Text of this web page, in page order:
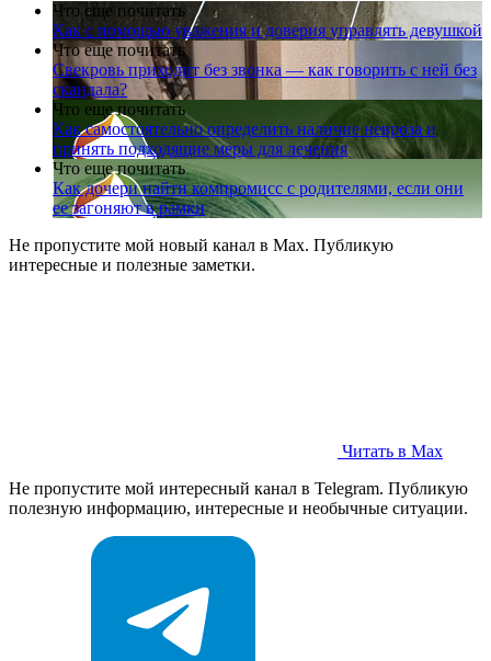
Что еще почитать
Как с помощью уважения и доверия управлять девушкой
Что еще почитать
Свекровь приходит без звонка — как говорить с ней без
скандала?
Что еще почитать
Как самостоятельно определить наличие невроза и
принять подходящие меры для лечения
Что еще почитать
Как дочери найти компромисс с родителями, если они
ее загоняют в рамки
Не пропустите мой новый канал в Max. Публикую
интересные и полезные заметки.
Читать в Max
Не пропустите мой интересный канал в Telegram. Публикую
полезную информацию, интересные и необычные ситуации.